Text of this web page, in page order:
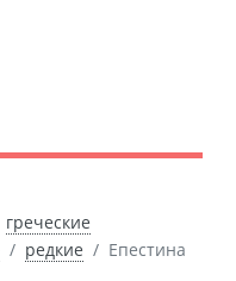
греческие
редкие Епестина